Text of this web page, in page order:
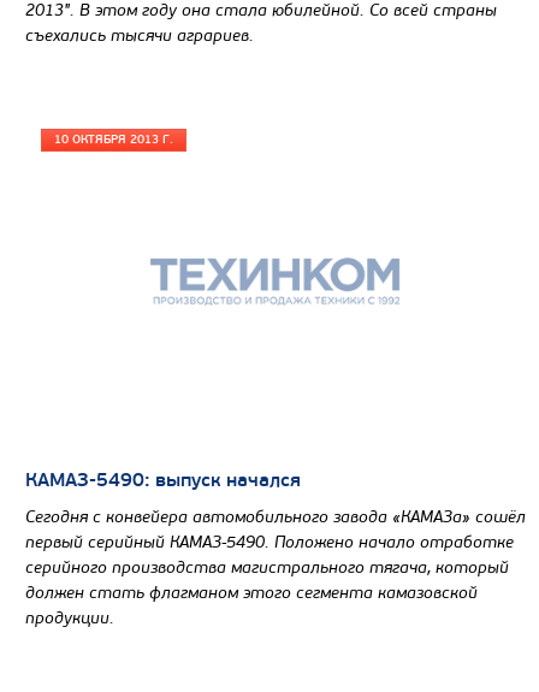
2013". В этом году она стала юбилейной. Со всей страны
съехались тысячи аграриев.
10 ОКТЯБРЯ 2013 Г.
КАМАЗ-5490: выпуск начался
Сегодня с конвейера автомобильного завода «КАМАЗа» сошёл
первый серийный КАМАЗ-5490. Положено начало отработке
серийного производства магистрального тягача, который
должен стать флагманом этого сегмента камазовской
продукции.